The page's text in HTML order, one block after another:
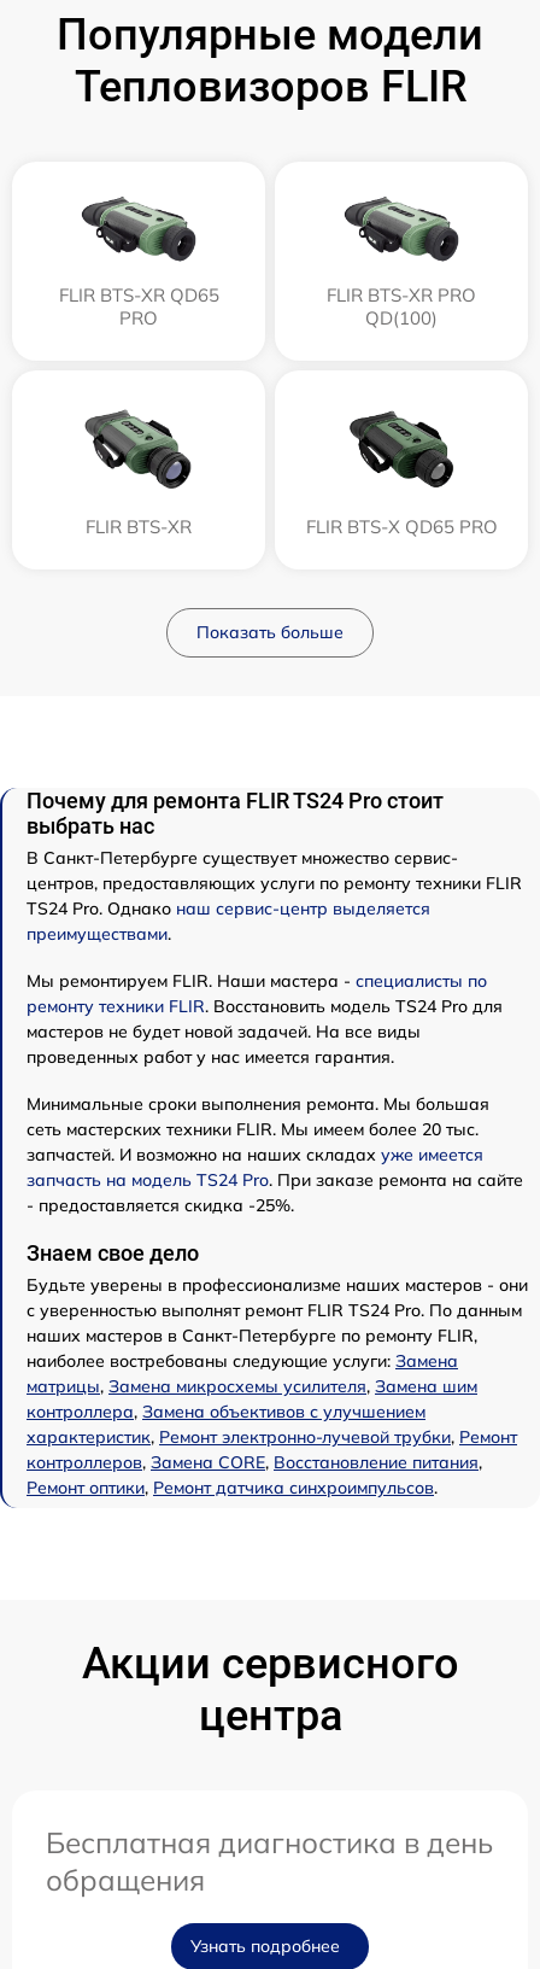
Популярные модели
Тепловизоров FLIR
FLIR BTS-XR QD65
PRO
FLIR BTS-XR PRO
QD(100)
FLIR BTS-XR FLIR BTS-X QD65 PRO
Показать больше
Почему для ремонта FLIR TS24 Pro стоит
выбрать нас
В Санкт-Петербурге существует множество сервис-
центров, предоставляющих услуги по ремонту техники FLIR
TS24 Pro. Однако наш сервис-центр выделяется
преимуществами.
Мы ремонтируем FLIR. Наши мастера - специалисты по
ремонту техники FLIR. Восстановить модель TS24 Pro для
мастеров не будет новой задачей. На все виды
проведенных работ у нас имеется гарантия.
Минимальные сроки выполнения ремонта. Мы большая
сеть мастерских техники FLIR. Мы имеем более 20 тыс.
запчастей. И возможно на наших складах уже имеется
запчасть на модель TS24 Pro. При заказе ремонта на сайте
- предоставляется скидка -25%.
Знаем свое дело
Будьте уверены в профессионализме наших мастеров - они
с уверенностью выполнят ремонт FLIR TS24 Pro. По данным
наших мастеров в Санкт-Петербурге по ремонту FLIR,
наиболее востребованы следующие услуги: Замена
матрицы, Замена микросхемы усилителя, Замена шим
контроллера, Замена объективов с улучшением
характеристик, Ремонт электронно-лучевой трубки, Ремонт
контроллеров, Замена CORE, Восстановление питания,
Ремонт оптики, Ремонт датчика синхроимпульсов.
Акции сервисного
центра
Бесплатная диагностика в день
обращения
Узнать подробнее